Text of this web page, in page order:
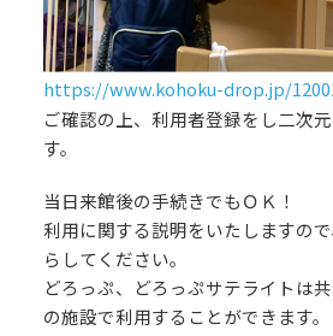
https://www.kohoku-drop.jp/
ご確認の上、利用者登録をし二次
す。
当日来館後の手続きでもＯＫ！
利用に関する説明をいたしますの
らしてください。
どろっぷ、どろっぷサテライトは
の施設で利用することができます。